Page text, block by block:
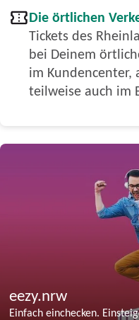
Die örtlichen
Tickets des
bei Deinem
im
teilweise auch im
eezy.nrw
Einfach einchecken.